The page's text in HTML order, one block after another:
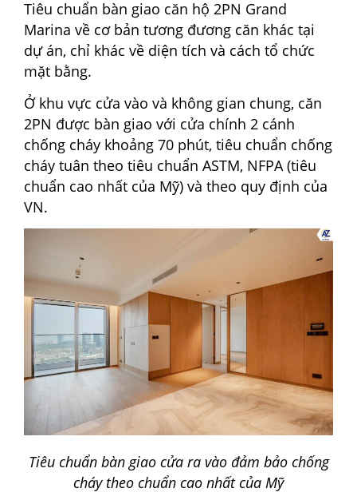
Tiêu chuẩn bàn giao căn hộ 2PN Grand
Marina về cơ bản tương đương căn khác tại
dự án, chỉ khác về diện tích và cách tổ chức
mặt bằng.
Ở khu vực cửa vào và không gian chung, căn
2PN được bàn giao với cửa chính 2 cánh
chống cháy khoảng 70 phút, tiêu chuẩn chống
cháy tuân theo tiêu chuẩn ASTM, NFPA (tiêu
chuẩn cao nhất của Mỹ) và theo quy định của
VN.
Tiêu chuẩn bàn giao cửa ra vào đảm bảo chống
cháy theo chuẩn cao nhất của Mỹ